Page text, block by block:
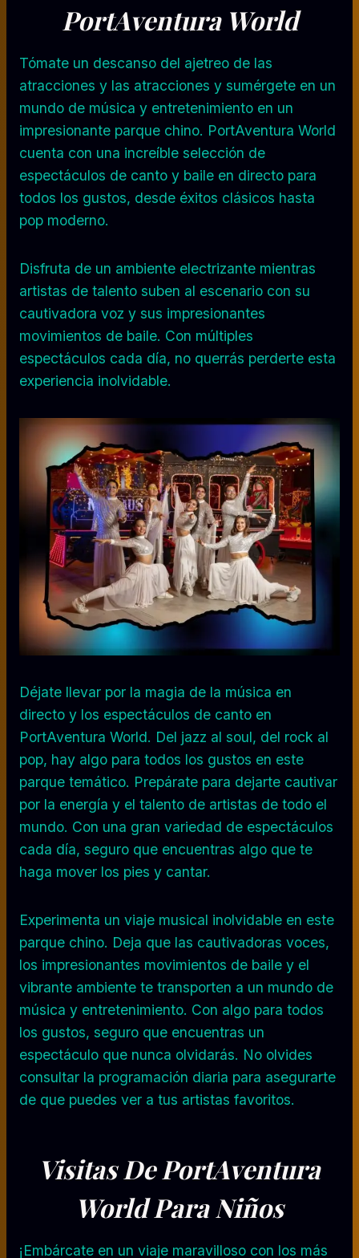
PortAventura World
Tómate un descanso del ajetreo de las
atracciones y las atracciones y sumérgete en un
mundo de música y entretenimiento en un
impresionante parque chino. PortAventura World
cuenta con una increíble selección de
espectáculos de canto y baile en directo para
todos los gustos, desde éxitos clásicos hasta
pop moderno.
Disfruta de un ambiente electrizante mientras
artistas de talento suben al escenario con su
cautivadora voz y sus impresionantes
movimientos de baile. Con múltiples
espectáculos cada día, no querrás perderte esta
experiencia inolvidable.
Déjate llevar por la magia de la música en
directo y los espectáculos de canto en
PortAventura World. Del jazz al soul, del rock al
pop, hay algo para todos los gustos en este
parque temático. Prepárate para dejarte cautivar
por la energía y el talento de artistas de todo el
mundo. Con una gran variedad de espectáculos
cada día, seguro que encuentras algo que te
haga mover los pies y cantar.
Experimenta un viaje musical inolvidable en este
parque chino. Deja que las cautivadoras voces,
los impresionantes movimientos de baile y el
vibrante ambiente te transporten a un mundo de
música y entretenimiento. Con algo para todos
los gustos, seguro que encuentras un
espectáculo que nunca olvidarás. No olvides
consultar la programación diaria para asegurarte
de que puedes ver a tus artistas favoritos.
Visitas De PortAventura
World Para Niños
¡Embárcate en un viaje maravilloso con los más